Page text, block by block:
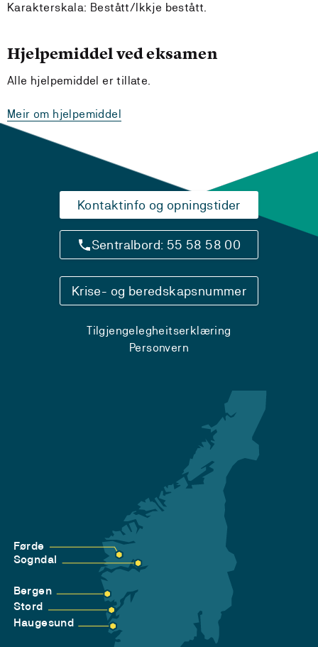
Karakterskala: Bestått/Ikkje bestått.
Hjelpemiddel ved eksamen
Alle hjelpemiddel er tillate.
Meir om hjelpemiddel
Kontaktinfo og opningstider
Sentralbord: 55 58 58 00
Krise- og beredskapsnummer
Tilgjengelegheitserklæring
Personvern
Førde
Sogndal
Bergen
Stord
Haugesund